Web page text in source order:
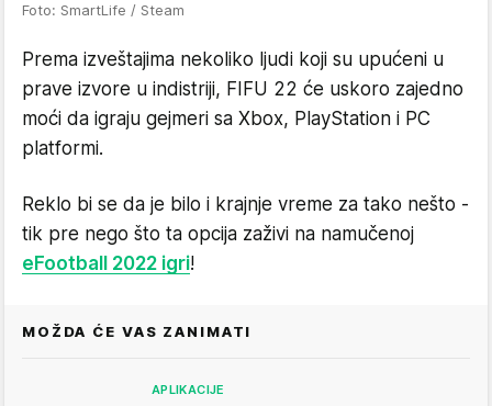
Foto: SmartLife / Steam
Prema izveštajima nekoliko ljudi koji su upućeni u
prave izvore u indistriji, FIFU 22 će uskoro zajedno
moći da igraju gejmeri sa Xbox, PlayStation i PC
platformi.
Reklo bi se da je bilo i krajnje vreme za tako nešto -
tik pre nego što ta opcija zaživi na namučenoj
eFootball 2022 igri!
MOŽDA ĆE VAS ZANIMATI
APLIKACIJE